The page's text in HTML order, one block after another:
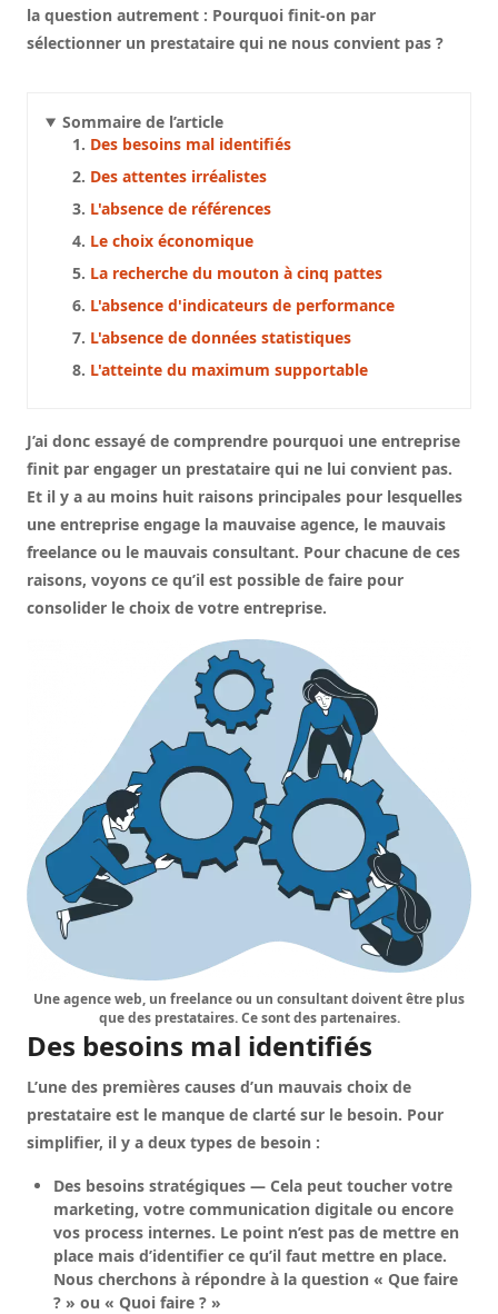
la question autrement : Pourquoi finit-on par
sélectionner un prestataire qui ne nous convient pas ?
Sommaire de l’article
Des besoins mal identifiés
Des attentes irréalistes
L'absence de références
Le choix économique
La recherche du mouton à cinq pattes
L'absence d'indicateurs de performance
L'absence de données statistiques
L'atteinte du maximum supportable
J’ai donc essayé de comprendre pourquoi une entreprise
finit par engager un prestataire qui ne lui convient pas.
Et il y a au moins huit raisons principales pour lesquelles
une entreprise engage la mauvaise agence, le mauvais
freelance ou le mauvais consultant. Pour chacune de ces
raisons, voyons ce qu’il est possible de faire pour
consolider le choix de votre entreprise.
Une agence web, un freelance ou un consultant doivent être plus
que des prestataires. Ce sont des partenaires.
Des besoins mal identifiés
L’une des premières causes d’un mauvais choix de
prestataire est le manque de clarté sur le besoin. Pour
simplifier, il y a deux types de besoin :
Des besoins stratégiques — Cela peut toucher votre
marketing, votre communication digitale ou encore
vos process internes. Le point n’est pas de mettre en
place mais d’identifier ce qu’il faut mettre en place.
Nous cherchons à répondre à la question « Que faire
? » ou « Quoi faire ? »